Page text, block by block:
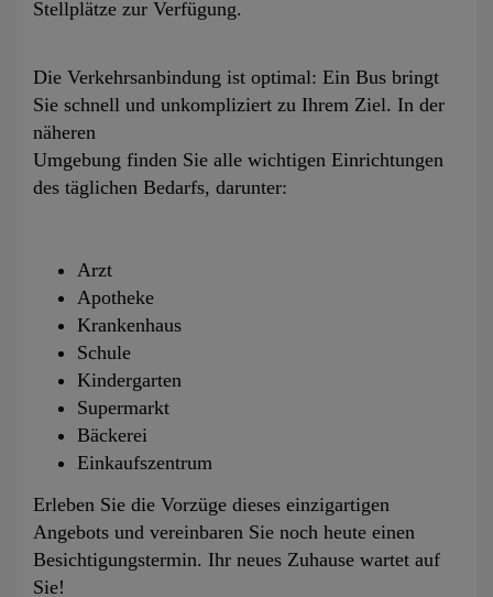
Stellplätze zur Verfügung.
Die Verkehrsanbindung ist optimal: Ein Bus bringt
Sie schnell und unkompliziert zu Ihrem Ziel. In der
näheren
Umgebung finden Sie alle wichtigen Einrichtungen
des täglichen Bedarfs, darunter:
Arzt
Apotheke
Krankenhaus
Schule
Kindergarten
Supermarkt
Bäckerei
Einkaufszentrum
Erleben Sie die Vorzüge dieses einzigartigen
Angebots und vereinbaren Sie noch heute einen
Besichtigungstermin. Ihr neues Zuhause wartet auf
Sie!